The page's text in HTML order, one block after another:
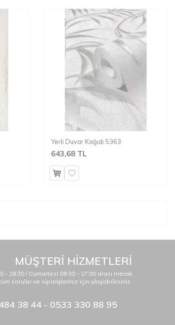
Yerli Duvar Kağıdı 5363
643,68 TL
MÜŞTERİ HİZMETLERİ
- 18:30 / Cumartesi 08:30 - 17:00 arası merak
sorular ve siparişleriniz için ulaşabilirsiniz.
38 44 - 0533 330 88 95